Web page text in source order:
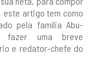
este artigo tem como
pela família Abu-
fazer uma breve
e redator-chefe do